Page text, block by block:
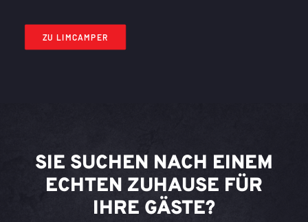
ZU LIMCAMPER
SIE SUCHEN NACH EINEM
ECHTEN ZUHAUSE FÜR
IHRE GÄSTE?